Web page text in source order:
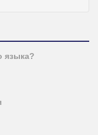
языка?